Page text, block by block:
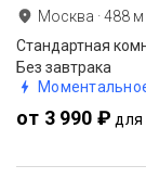
Москва ·488 м
Стандартная
Без завтрака
от 3 990 ₽ для